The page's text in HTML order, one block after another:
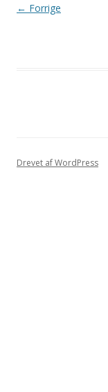
← Forrige
Drevet af WordPress